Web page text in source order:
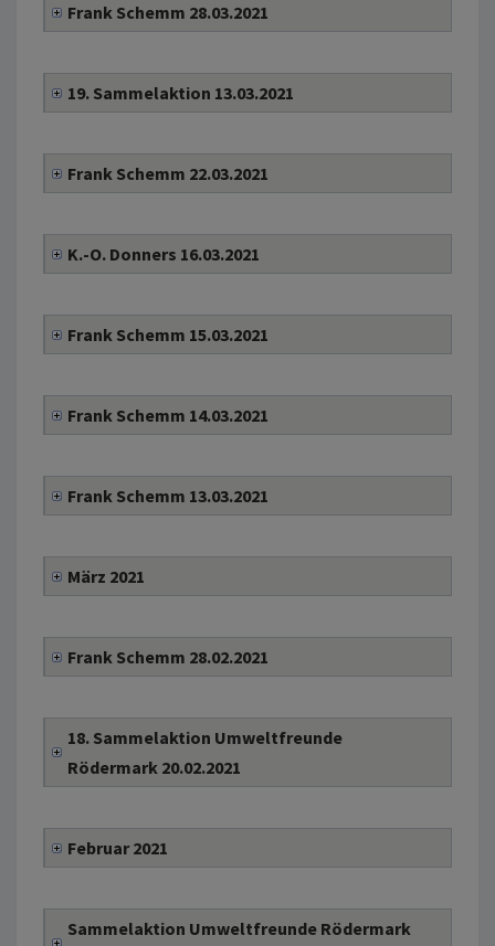
Frank Schemm 28.03.2021
19. Sammelaktion 13.03.2021
Frank Schemm 22.03.2021
K.-O. Donners 16.03.2021
Frank Schemm 15.03.2021
Frank Schemm 14.03.2021
Frank Schemm 13.03.2021
März 2021
Frank Schemm 28.02.2021
18. Sammelaktion Umweltfreunde
Rödermark 20.02.2021
Februar 2021
Sammelaktion Umweltfreunde Rödermark